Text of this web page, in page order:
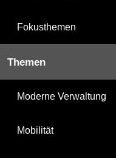
Fokusthemen
Themen
Moderne Verwaltung
Mobilität